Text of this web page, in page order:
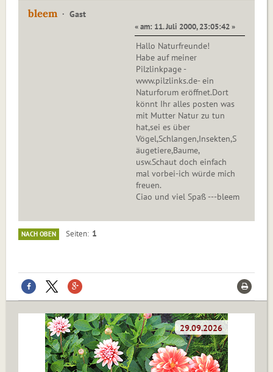
bleem Gast
« am: 11. Juli 2000, 23:05:42 »
Hallo Naturfreunde!
Habe auf meiner
Pilzlinkpage -
www.pilzlinks.de- ein
Naturforum eröffnet.Dort
könnt Ihr alles posten was
mit Mutter Natur zu tun
hat,sei es über
Vögel,Schlangen,Insekten,S
äugetiere,Baume,
usw.Schaut doch einfach
mal vorbei-ich würde mich
freuen.
Ciao und viel Spaß ---bleem
NACH OBEN Seiten 1